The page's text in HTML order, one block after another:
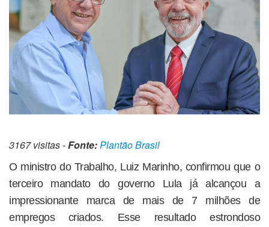
3167 visitas -Fonte:Plantão Brasil
O ministro do Trabalho, Luiz Marinho, confirmou que o
terceiro mandato do governo Lula já alcançou a
impressionante marca de mais de 7 milhões de
empregos criados. Esse resultado estrondoso